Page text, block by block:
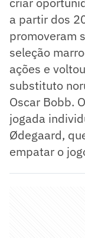
a partir dos
promoveram
seleção
ações e
substituto
Oscar Bobb.
jogada
Ødegaard,
empatar o